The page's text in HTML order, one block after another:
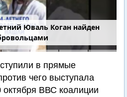
Юваль Коган найден
в прямые
чего выступала
октября ВВС коалиции